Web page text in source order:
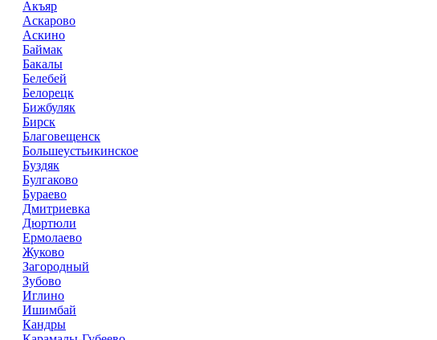
Акъяр
Аскарово
Аскино
Баймак
Бакалы
Белебей
Белорецк
Бижбуляк
Бирск
Благовещенск
Большеустьикинское
Буздяк
Булгаково
Бураево
Дмитриевка
Дюртюли
Ермолаево
Жуково
Загородный
Зубово
Иглино
Ишимбай
Кандры